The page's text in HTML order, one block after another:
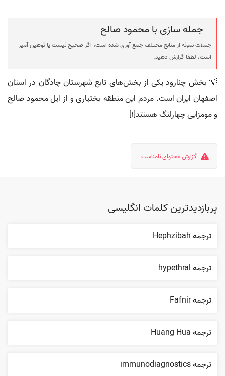
جمله سازی با محمود صالح
جملات نمونه از منابع مختلف جمع آوری شده است، اگر صحیح نیست یا توهین آمیز
است، لطفا گزارش دهید.
💡 بخش چنارود یکی از بخش‌های تابع شهرستان چادگان در استان
اصفهان ایران است. مردم این منطقه بختیاری و از ایل محمود صالح
و مومزایی چهارلنگ هستند[۱]
گزارش محتوای نامناسب
پربازدیدترین کلمات انگلیسی
ترجمه Hephzibah
ترجمه hypethral
ترجمه Fafnir
ترجمه Huang Hua
ترجمه immunodiagnostics